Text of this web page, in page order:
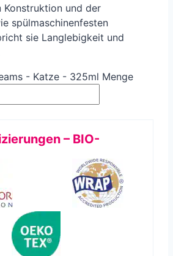
und der
spülmaschinenfesten
sie Langlebigkeit und
- Katze - 325ml Menge
– BIO-